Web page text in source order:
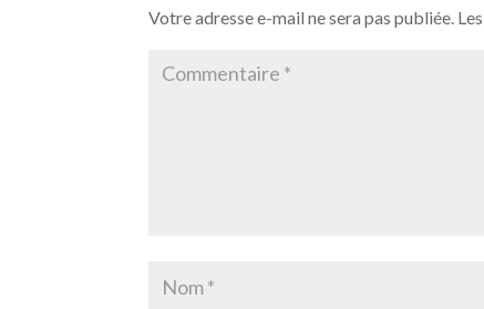
Votre adresse e-mail ne sera pas publiée.